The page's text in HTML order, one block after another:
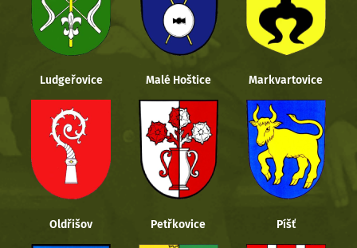
Ludgeřovice Malé Hoštice Markvartovice
Oldřišov Petřkovice Píšť